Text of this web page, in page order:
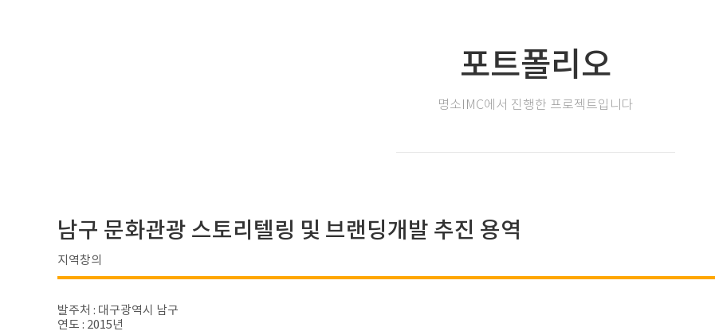
포트폴리오
명소IMC에서 진행한 프로젝트입니다
남구 문화관광 스토리텔링 및 브랜딩개발 추진 용역
지역창의
발주처 : 대구광역시 남구
연도 : 2015년